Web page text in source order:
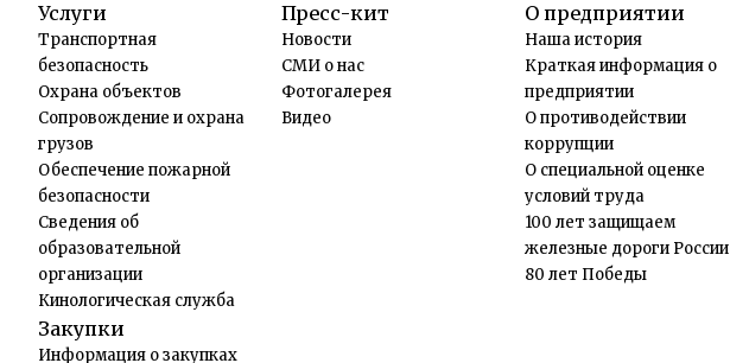
Услуги
Транспортная
безопасность
Охрана объектов
Сопровождение и охрана
грузов
Обеспечение пожарной
безопасности
Сведения об
образовательной
организации
Кинологическая служба
Закупки
Информация о закупках
Пресс-кит
Новости
СМИ о нас
Фотогалерея
Видео
О предприятии
Наша история
Краткая информация о
предприятии
О противодействии
коррупции
О специальной оценке
условий труда
100 лет защищаем
железные дороги России
80 лет Победы